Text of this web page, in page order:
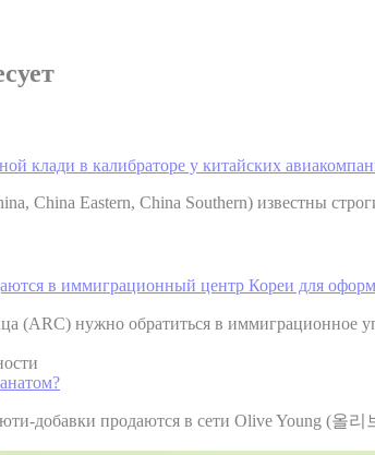
клади в калибраторе у китайских
China Eastern, China Southern) известны
в иммиграционный центр Кореи для
(ARC) нужно обратиться в иммиграционное
добавки продаются в сети Olive Young (올